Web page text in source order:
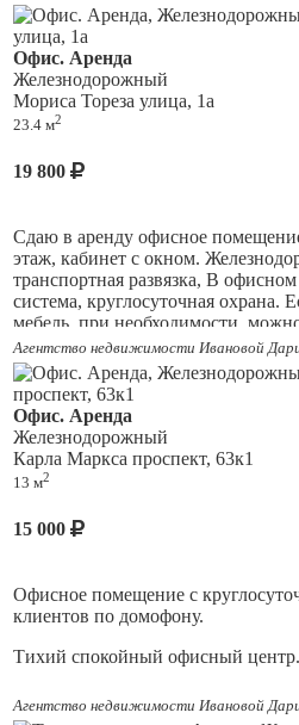
Офис. Аренда
Железнодорожный
Мориса Тореза улица, 1а
23.4 м2
19 800
Сдаю в аренду офисное
этаж, кабинет с окном.
транспортная развязка, В
система, круглосуточная охрана.
мебель, при необходимости,
за офис 19800+к/у. Звоните,
Агентство недвижимости Ивановой
Офис. Аренда
Железнодорожный
Карла Маркса проспект, 63к1
13 м2
15 000
Офисное помещение с
клиентов по домофону.
Тихий спокойный офисный центр.
По оплата только ежемесечная
Агентство недвижимости Ивановой